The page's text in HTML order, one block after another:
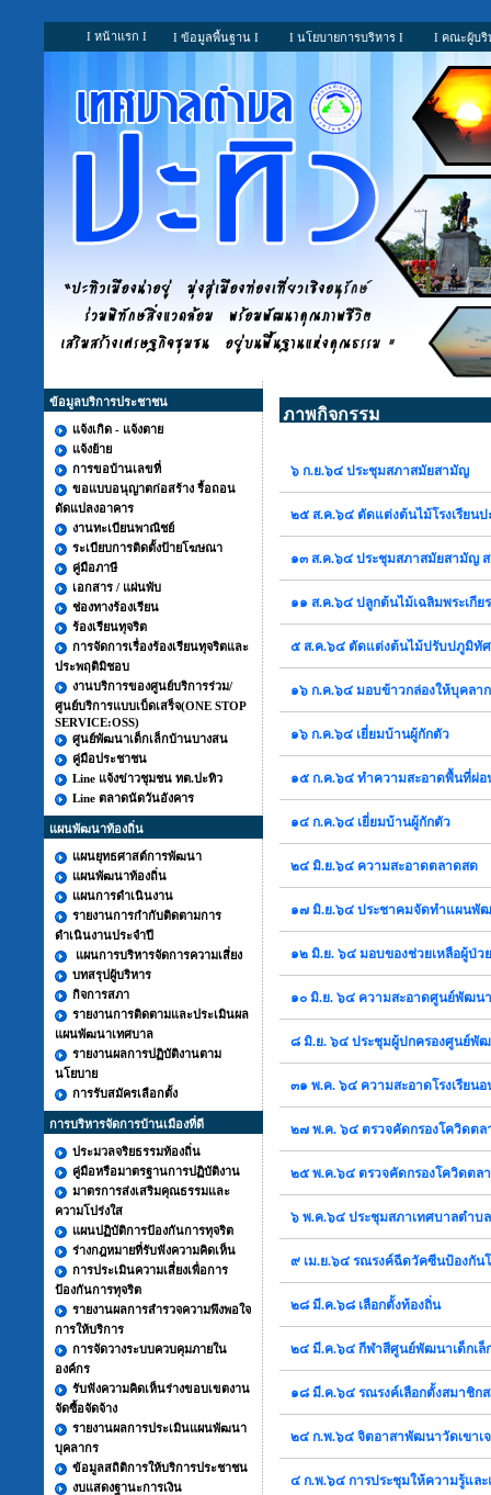
I หน้าแรก I I ข้อมูลพื้นฐาน I I นโยบายการบริหาร I I คณะผู้บริ
ข้อมูลบริการประชาชน
แจ้งเกิด - แจ้งตาย
แจ้งย้าย
การขอบ้านเลขที่
ขอแบบอนุญาตก่อสร้าง รื้อถอน
ดัดแปลงอาคาร
งานทะเบียนพาณิชย์
ระเบียบการติดตั้งป้ายโฆษณา
คู่มือภาษี
เอกสาร / แผ่นพับ
ช่องทางร้องเรียน
ร้องเรียนทุจริต
การจัดการเรื่องร้องเรียนทุจริตและ
ประพฤติมิชอบ
งานบริการของศูนย์บริการร่วม/
ศูนย์บริการแบบเบ็ดเสร็จ(ONE STOP
SERVICE:OSS)
ศูนย์พัฒนาเด็กเล็กบ้านบางสน
คู่มือประชาชน
Line แจ้งข่าวชุมชน ทต.ปะทิว
Line ตลาดนัดวันอังคาร
แผนพัฒนาท้องถิ่น
แผนยุทธศาสต์การพัฒนา
แผนพัฒนาท้องถิ่น
แผนการดำเนินงาน
รายงานการกำกับติดตามการ
ดำเนินงานประจำปี
แผนการบริหารจัดการความเสี่ยง
บทสรุปผู้บริหาร
กิจการสภา
รายงานการติดตามและประเมินผล
แผนพัฒนาเทศบาล
รายงานผลการปฏิบัติงานตาม
นโยบาย
การรับสมัครเลือกตั้ง
การบริหารจัดการบ้านเมืองที่ดี
ประมวลจริยธรรมท้องถิ่น
คู่มือหรือมาตรฐานการปฏิบัติงาน
มาตรการส่งเสริมคุณธรรมและ
ความโปร่งใส
แผนปฏิบัติการป้องกันการทุจริต
ร่างกฎหมายที่รับฟังความคิดเห็น
การประเมินความเสี่ยงเพื่อการ
ป้องกันการทุจริต
รายงานผลการสำรวจความพึงพอใจ
การให้บริการ
การจัดวางระบบควบคุมภายใน
องค์กร
รับฟังความคิดเห็นร่างขอบเขตงาน
จัดซื้อจัดจ้าง
รายงานผลการประเมินแผนพัฒนา
บุคลากร
ข้อมูลสถิติการให้บริการประชาชน
งบแสดงฐานะการเงิน
ภาพกิจกรรม
๖ ก.ย.๖๔ ประชุมสภาสมัยสามัญ
๒๕ ส.ค.๖๔ ตัดแต่งต้นไม้โรงเรียนป
๑๓ ส.ค.๖๔ ประชุมสภาสมัยสามัญ
๑๑ ส.ค.๖๔ ปลูกต้นไม้เฉลิมพระเกีย
๕ ส.ค.๖๔ ตัดแต่งต้นไม้ปรับปภูมิทั
๑๖ ก.ค.๖๔ มอบข้าวกล่องให้บุคลา
๑๖ ก.ค.๖๔ เยี่ยมบ้านผู้กักตัว
๑๕ ก.ค.๖๔ ทำความสะอาดพื้นที่ผ่อ
๑๔ ก.ค.๖๔ เยี่ยมบ้านผู้กักตัว
๒๔ มิ.ย.๖๔ ความสะอาดตลาดสด
๑๗ มิ.ย.๖๔ ประชาคมจัดทำแผนพั
๑๒ มิ.ย. ๖๔ มอบของช่วยเหลือผู้ป่ว
๑๐ มิ.ย. ๖๔ ความสะอาดศูนย์พัฒน
๘ มิ.ย. ๖๔ ประชุมผู้ปกครองศูนย์พั
๓๑ พ.ค. ๖๔ ความสะอาดโรงเรียน
๒๗ พ.ค. ๖๔ ตรวจคัดกรองโควิดตล
๒๕ พ.ค.๖๔ ตรวจคัดกรองโควิดตล
๖ พ.ค.๖๔ ประชุมสภาเทศบาลตำบ
๙ เม.ย.๖๔ รณรงค์ฉีดวัคซีนป้องกัน
๒๘ มี.ค.๖๘ เลือกตั้งท้องถิ่น
๒๔ มี.ค.๖๔ กีฬาสีศูนย์พัฒนาเด็กเ
๑๘ มี.ค.๖๔ รณรงค์เลือกตั้งสมาชิก
๒๔ ก.พ.๖๔ จิตอาสาพัฒนาวัดเขาเ
๔ ก.พ.๖๔ การประชุมให้ความรู้แล